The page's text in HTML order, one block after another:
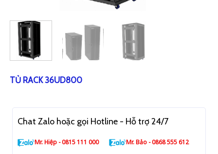
TỦ RACK 36UD800
Chat Zalo hoặc gọi Hotline - Hỗ trợ 24/7
Mr. Hiệp - 0815 111 000 Mr. Bảo - 0868 555 612